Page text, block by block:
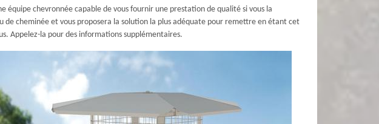
équipe chevronnée capable de vous fournir une prestation de qualité si vous la
cheminée et vous proposera la solution la plus adéquate pour remettre en étant cet
Appelez-la pour des informations supplémentaires.